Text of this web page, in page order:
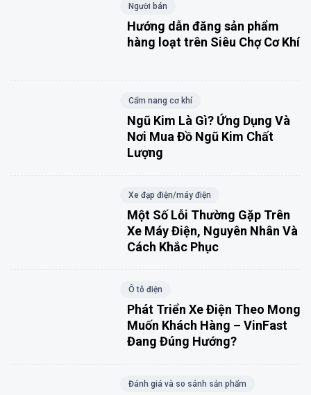
Người bán
Hướng dẫn đăng sản phẩm
hàng loạt trên Siêu Chợ Cơ Khí
Cẩm nang cơ khí
Ngũ Kim Là Gì? Ứng Dụng Và
Nơi Mua Đồ Ngũ Kim Chất
Lượng
Xe đạp điện/máy điện
Một Số Lỗi Thường Gặp Trên
Xe Máy Điện, Nguyên Nhân Và
Cách Khắc Phục
Ô tô điện
Phát Triển Xe Điện Theo Mong
Muốn Khách Hàng – VinFast
Đang Đúng Hướng?
Đánh giá và so sánh sản phẩm